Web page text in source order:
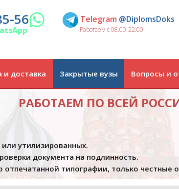
56 Telegram @DiplomsDoks
Работаем с 08.00-22.00
и доставка Закрытые вузы Вопросы и
РАБОТАЕМ ПО ВСЕЙ
утилизированных.
документа на подлинность.
типографии, только честные